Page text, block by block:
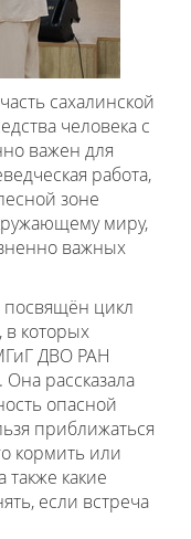
сахалинской
человека с
важен для
работа,
зоне
миру,
важных
посвящён цикл
в которых
ДВО РАН
рассказала
опасной
приближаться
кормить или
также какие
если встреча